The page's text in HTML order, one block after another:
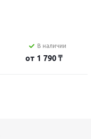
В наличии
от 1 790 ₸